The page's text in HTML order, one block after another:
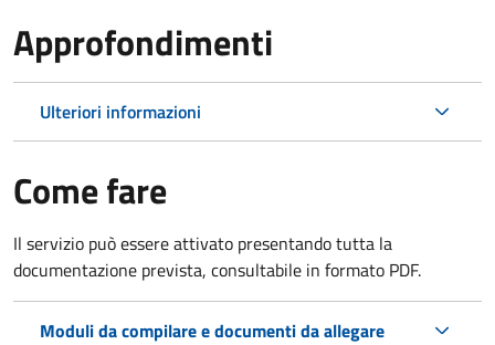
Approfondimenti
Ulteriori informazioni
Come fare
Il servizio può essere attivato presentando tutta la
documentazione prevista, consultabile in formato PDF.
Moduli da compilare e documenti da allegare